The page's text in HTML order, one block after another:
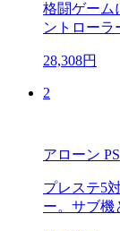
格闘ゲーム
ントローラ
28,308円
2
アローン
プレステ5
ー。サブ機